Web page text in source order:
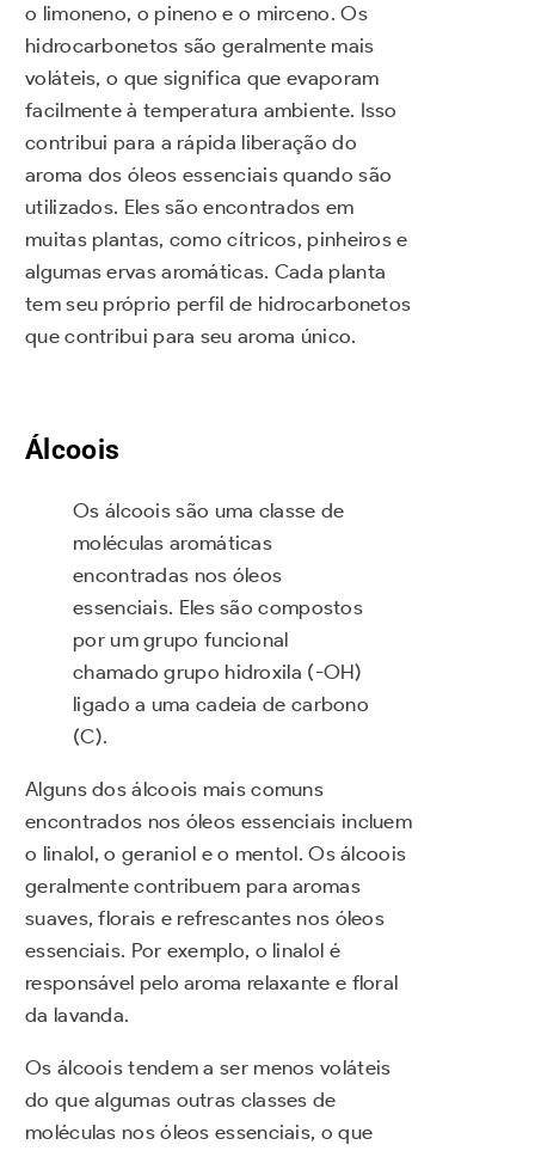
o limoneno, o pineno e o mirceno. Os
hidrocarbonetos são geralmente mais
voláteis, o que significa que evaporam
facilmente à temperatura ambiente. Isso
contribui para a rápida liberação do
aroma dos óleos essenciais quando são
utilizados. Eles são encontrados em
muitas plantas, como cítricos, pinheiros e
algumas ervas aromáticas. Cada planta
tem seu próprio perfil de hidrocarbonetos
que contribui para seu aroma único.
Álcoois
Os álcoois são uma classe de
moléculas aromáticas
encontradas nos óleos
essenciais. Eles são compostos
por um grupo funcional
chamado grupo hidroxila (-OH)
ligado a uma cadeia de carbono
(C).
Alguns dos álcoois mais comuns
encontrados nos óleos essenciais incluem
o linalol, o geraniol e o mentol. Os álcoois
geralmente contribuem para aromas
suaves, florais e refrescantes nos óleos
essenciais. Por exemplo, o linalol é
responsável pelo aroma relaxante e floral
da lavanda.
Os álcoois tendem a ser menos voláteis
do que algumas outras classes de
moléculas nos óleos essenciais, o que